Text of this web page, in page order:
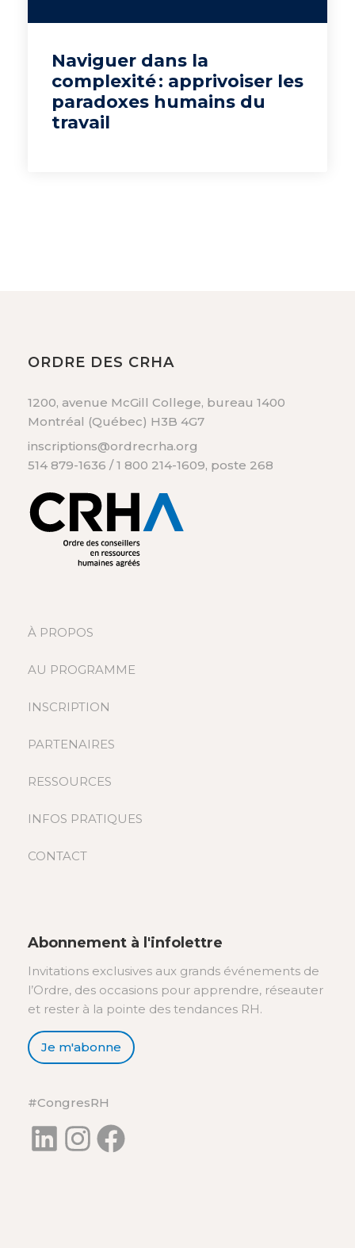
Naviguer dans la
complexité : apprivoiser les
paradoxes humains du
travail
ORDRE DES CRHA
1200, avenue McGill College, bureau 1400
Montréal (Québec) H3B 4G7
inscriptions@ordrecrha.org
514 879-1636 / 1 800 214-1609, poste 268
À PROPOS
AU PROGRAMME
INSCRIPTION
PARTENAIRES
RESSOURCES
INFOS PRATIQUES
CONTACT
Abonnement à l'infolettre
Invitations exclusives aux grands événements de
l’Ordre, des occasions pour apprendre, réseauter
et rester à la pointe des tendances RH.
Je m'abonne
#CongresRH
LinkedIn Instagram Facebook